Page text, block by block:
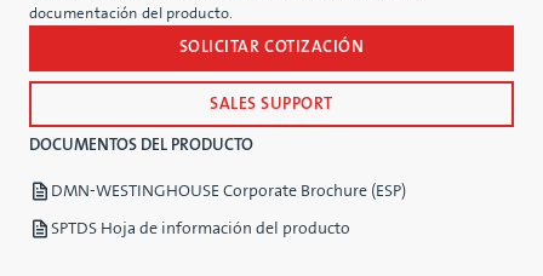
documentación del producto.
SOLICITAR COTIZACIÓN
SALES SUPPORT
DOCUMENTOS DEL PRODUCTO
DMN-WESTINGHOUSE Corporate Brochure (ESP)
SPTDS Hoja de información del producto